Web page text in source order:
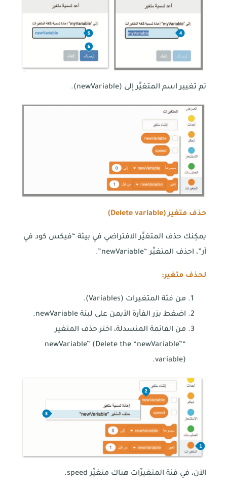
تم تغيير اسم المتغيِّر إلى (newVariable).
حذف متغير (Delete variable
)
يمكِنك حذف المتغيِّر الافتراضي في بيئة “فيكس كود في
آر”، احذف المتغيِّر “newVariable”.
لحذف متغير:
من فئة المتغيرات (Variables).
اضغط بزر الفأرة الأيمن على لبنة newVariable.
من القائمة المنسدلة، اختر حذف المتغير
“newVariable” (Delete the “newVariable”
variable).
الآن، في فئة المتغيرِّات هناك متغيِّر speed.